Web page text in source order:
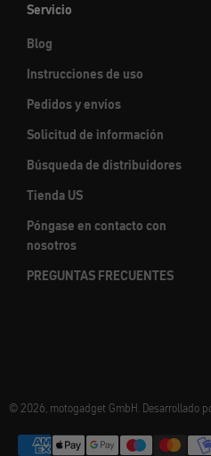
Servicio
Blog
Instrucciones de uso
Pedidos y envíos
Solicitud de información
Búsqueda de distribuidores
Tienda US
Póngase en contacto con
nosotros
PREGUNTAS FRECUENTES
© 2026, motogadget GmbH. Desarrollado